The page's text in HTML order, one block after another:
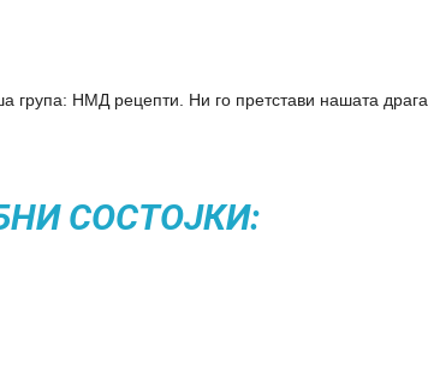
група: НМД рецепти. Ни го претстави нашата драга
СОСТОЈКИ: